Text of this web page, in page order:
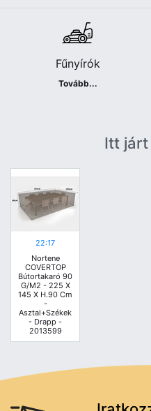
Fűnyírók
Tovább...
Itt járt
22:17
Nortene
COVERTOP
Bútortakaró 90
G/m2 - 225 X
145 X H.90 Cm
-
Asztal+székek
- Drapp -
2013599